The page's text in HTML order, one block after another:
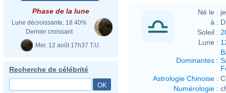
Phase de la lune
Lune décroissante, 18.40%
Dernier croissant
Mer. 12 août 17h37 T.U.
Recherche de célébrité
Né le :
à :
Soleil :
Lune :
Dominantes :
Astrologie Chinoise :
Numérologie :